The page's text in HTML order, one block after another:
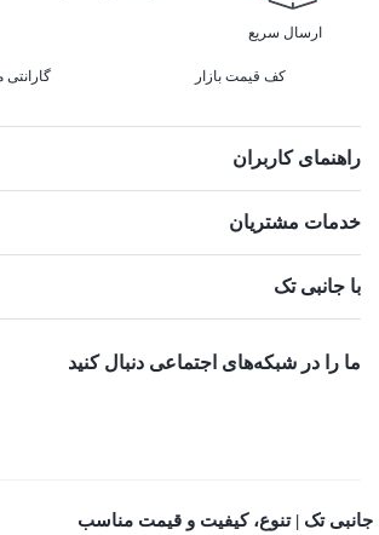
ارسال سریع
کف قیمت بازار
راهنمای کاربران
خدمات مشتریان
با جانبی تک
ما را در شبکه‌های اجتماعی دنبال کنید
جانبی تک | تنوع، کیفیت و قیمت مناسب